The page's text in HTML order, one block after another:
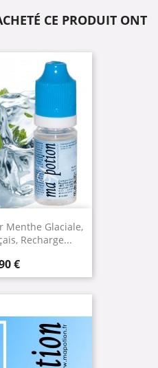
CE PRODUIT ONT
Menthe Glaciale,
Recharge...
€